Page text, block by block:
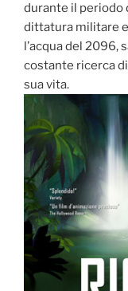
durante il periodo
dittatura militare
l’acqua del 2096,
costante ricerca di
sua vita.